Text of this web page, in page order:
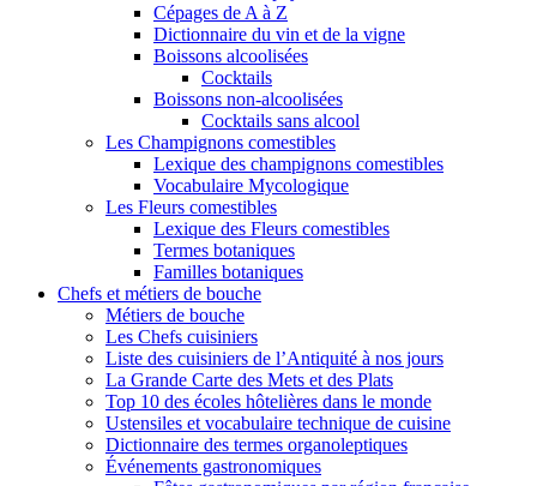
Cépages de A à Z
Dictionnaire du vin et de la vigne
Boissons alcoolisées
Cocktails
Boissons non-alcoolisées
Cocktails sans alcool
Les Champignons comestibles
Lexique des champignons comestibles
Vocabulaire Mycologique
Les Fleurs comestibles
Lexique des Fleurs comestibles
Termes botaniques
Familles botaniques
Chefs et métiers de bouche
Métiers de bouche
Les Chefs cuisiniers
Liste des cuisiniers de l’Antiquité à nos jours
La Grande Carte des Mets et des Plats
Top 10 des écoles hôtelières dans le monde
Ustensiles et vocabulaire technique de cuisine
Dictionnaire des termes organoleptiques
Événements gastronomiques